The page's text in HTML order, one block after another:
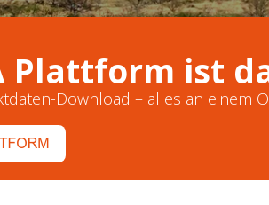
Plattform ist
Download – alles an einem